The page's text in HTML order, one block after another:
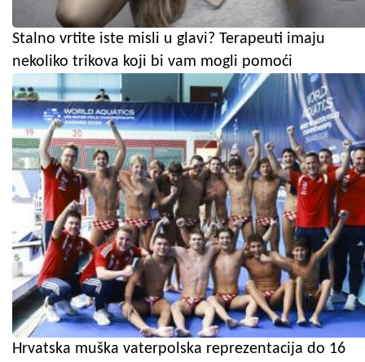
Stalno vrtite iste misli u glavi? Terapeuti imaju
nekoliko trikova koji bi vam mogli pomoći
Hrvatska muška vaterpolska reprezentacija do 16